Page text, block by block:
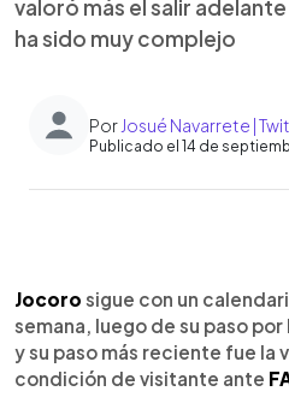
valoró más el salir
ha sido muy complejo
Por Josué Navarrete |
Publicado el 14 de
Escuchar artículo
Jocoro sigue con un
semana, luego de su paso
y su paso más reciente fue la
condición de visitante ante